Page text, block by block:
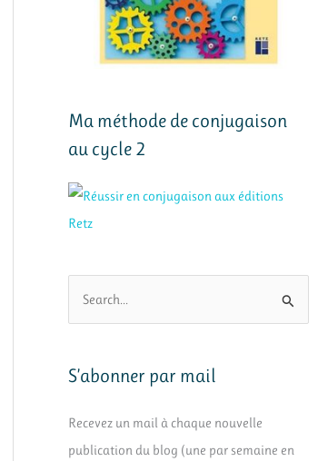
Ma méthode de conjugaison
au cycle 2
h
r
c
S’abonner par mail
Recevez un mail à chaque nouvelle
publication du blog (une par semaine en